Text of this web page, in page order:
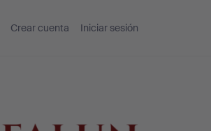
Crear cuenta Iniciar sesión